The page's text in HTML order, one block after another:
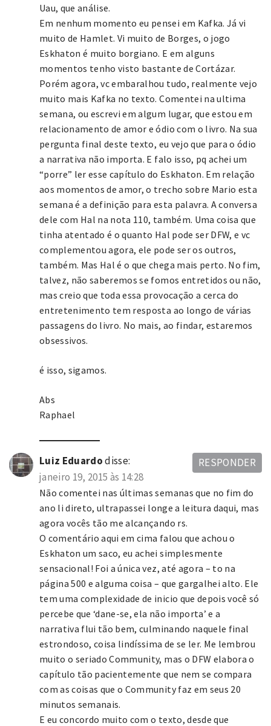
Uau, que análise.
Em nenhum momento eu pensei em Kafka. Já vi
muito de Hamlet. Vi muito de Borges, o jogo
Eskhaton é muito borgiano. E em alguns
momentos tenho visto bastante de Cortázar.
Porém agora, vc embaralhou tudo, realmente vejo
muito mais Kafka no texto. Comentei na ultima
semana, ou escrevi em algum lugar, que estou em
relacionamento de amor e ódio com o livro. Na sua
pergunta final deste texto, eu vejo que para o ódio
a narrativa não importa. E falo isso, pq achei um
“porre” ler esse capítulo do Eskhaton. Em relação
aos momentos de amor, o trecho sobre Mario esta
semana é a definição para esta palavra. A conversa
dele com Hal na nota 110, também. Uma coisa que
tinha atentado é o quanto Hal pode ser DFW, e vc
complementou agora, ele pode ser os outros,
também. Mas Hal é o que chega mais perto. No fim,
talvez, não saberemos se fomos entretidos ou não,
mas creio que toda essa provocação a cerca do
entretenimento tem resposta ao longo de várias
passagens do livro. No mais, ao findar, estaremos
obsessivos.
é isso, sigamos.
Abs
Raphael
Luiz Eduardo disse:
janeiro 19, 2015 às 14:28
Não comentei nas últimas semanas que no fim do
ano li direto, ultrapassei longe a leitura daqui, mas
agora vocês tão me alcançando rs.
O comentário aqui em cima falou que achou o
Eskhaton um saco, eu achei simplesmente
sensacional! Foi a única vez, até agora – to na
página 500 e alguma coisa – que gargalhei alto. Ele
tem uma complexidade de inicio que depois você só
percebe que ‘dane-se, ela não importa’ e a
narrativa flui tão bem, culminando naquele final
estrondoso, coisa lindíssima de se ler. Me lembrou
muito o seriado Community, mas o DFW elabora o
capítulo tão pacientemente que nem se compara
com as coisas que o Community faz em seus 20
minutos semanais.
E eu concordo muito com o texto, desde que
RESPONDER